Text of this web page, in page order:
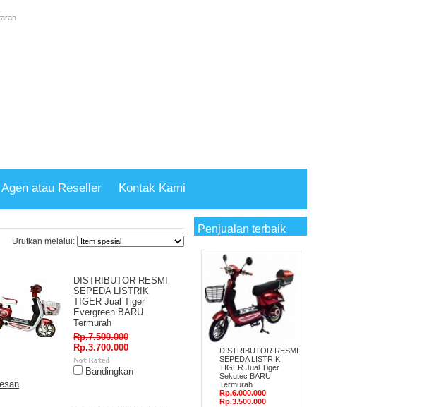
atau Reseller Kontak Kami
Urutkan melalui:
DISTRIBUTOR RESMI
SEPEDA LISTRIK
TIGER Jual Tiger
Evergreen BARU
Termurah
Rp.7.500.000
Rp.3.700.000
Bandingkan
Penjualan terbaik
DISTRIBUTOR RESMI
SEPEDA LISTRIK
TIGER Jual Tiger
Sekutec BARU
Termurah
Rp.6.000.000
Rp.3.500.000